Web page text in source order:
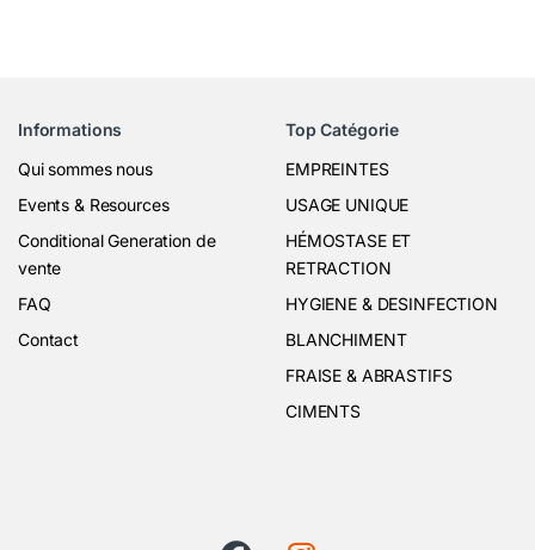
Informations
Qui sommes nous
Events & Resources
Conditional Generation de
vente
FAQ
Contact
Top Catégorie
EMPREINTES
USAGE UNIQUE
HÉMOSTASE ET
RETRACTION
HYGIENE & DESINFECTION
BLANCHIMENT
FRAISE & ABRASTIFS
CIMENTS